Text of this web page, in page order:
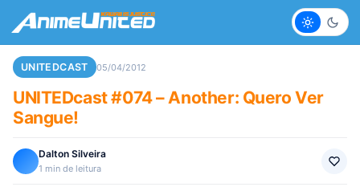
Claro
UNITEDCAST 05/04/2012
UNITEDcast #074 – Another: Quero Ver
Sangue!
Dalton Silveira
1 min de leitura